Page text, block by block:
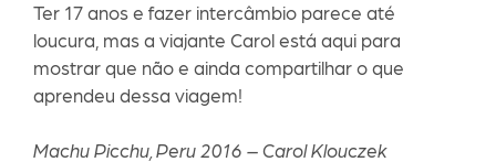
Ter 17 anos e fazer intercâmbio parece até
loucura, mas a viajante Carol está aqui para
mostrar que não e ainda compartilhar o que
aprendeu dessa viagem!
Machu Picchu, Peru 2016 – Carol Klouczek